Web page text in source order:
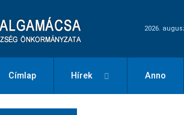
2026.
Címlap Hírek Anno